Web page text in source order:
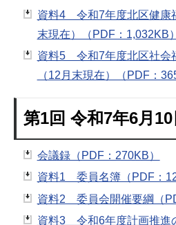
資料4 令和7年度北区健康
末現在）（PDF：1,032KB）
資料5 令和7年度北区社会
（12月末現在）（PDF：
第1回 令和7年6月
会議録（PDF：270KB）
資料1 委員名簿（PDF：
資料2 委員会開催要綱（
資料3 令和6年度計画推進